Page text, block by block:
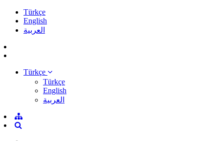
Türkçe
English
العربية
Türkçe
Türkçe
English
العربية